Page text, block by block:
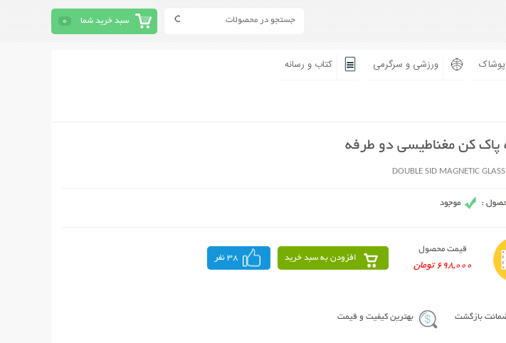
سبد خرید شما 0
ورزشی و سرگرمی کتاب و رسانه
کن مغناطیسی دو طرفه
DOUBLE SID MAGNETIC
قیمت محصول
698,000 تومان
افزودن به سبد خرید 38 نفر
بازگشت بهترین کیفیت و قیمت